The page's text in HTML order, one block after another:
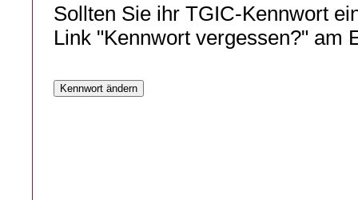
Sollten Sie ihr TGIC-Kennwort
Link "Kennwort vergessen?" am